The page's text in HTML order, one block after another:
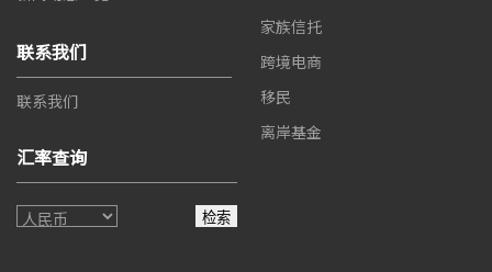
联系我们
联系我们
家族信托
跨境电商
移民
离岸基金
汇率查询
检索